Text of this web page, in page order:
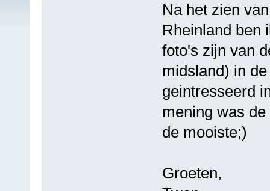
Na het zien
Rheinland ben
foto's zijn van
midsland) in
geintresseerd
mening was
de mooiste;)
Groeten,